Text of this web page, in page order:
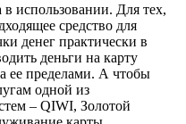
использовании. Для тех,
средство для
денег практически в
деньги на карту
ее пределами. А чтобы
одной из
– QIWI, Золотой